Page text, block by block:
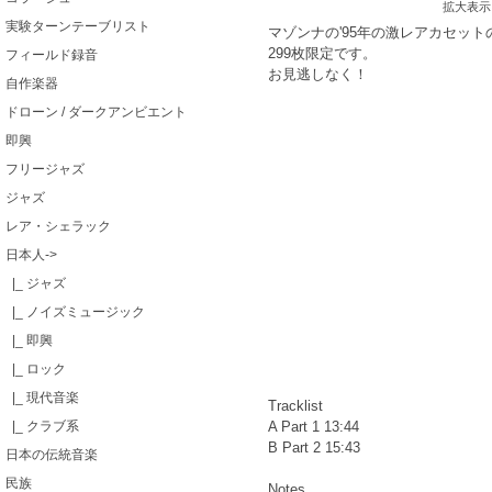
実験ターンテーブリスト
フィールド録音
自作楽器
ドローン / ダークアンビエント
即興
フリージャズ
ジャズ
レア・シェラック
日本人->
|_ ジャズ
|_ ノイズミュージック
|_ 即興
|_ ロック
|_ 現代音楽
|_ クラブ系
日本の伝統音楽
民族
拡大表示
マゾンナの'95年の激レアカセット
299枚限定です。
お見逃しなく！
Tracklist
A Part 1 13:44
B Part 2 15:43